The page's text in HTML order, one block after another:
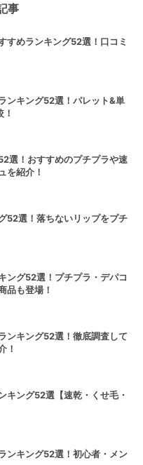
事
すめランキング52選！口コミ
ンキング52選！パレット&単
選！おすすめのプチプラや速
を紹介！
52選！落ちないリップをプチ
ング52選！プチプラ・デパコ
品も登場！
ンキング52選！徹底調査して
！
キング52選【速乾・くせ毛・
ンキング52選！初心者・メン